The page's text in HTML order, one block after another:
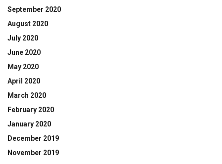
September 2020
August 2020
July 2020
June 2020
May 2020
April 2020
March 2020
February 2020
January 2020
December 2019
November 2019